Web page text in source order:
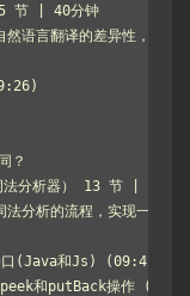
5 节 | 40分钟
语言翻译的差异性，以及
？
法分析器） 13 节 | 181分
分析的流程，实现一个
口(Java和Js) (09:42)
peek和putBack操作